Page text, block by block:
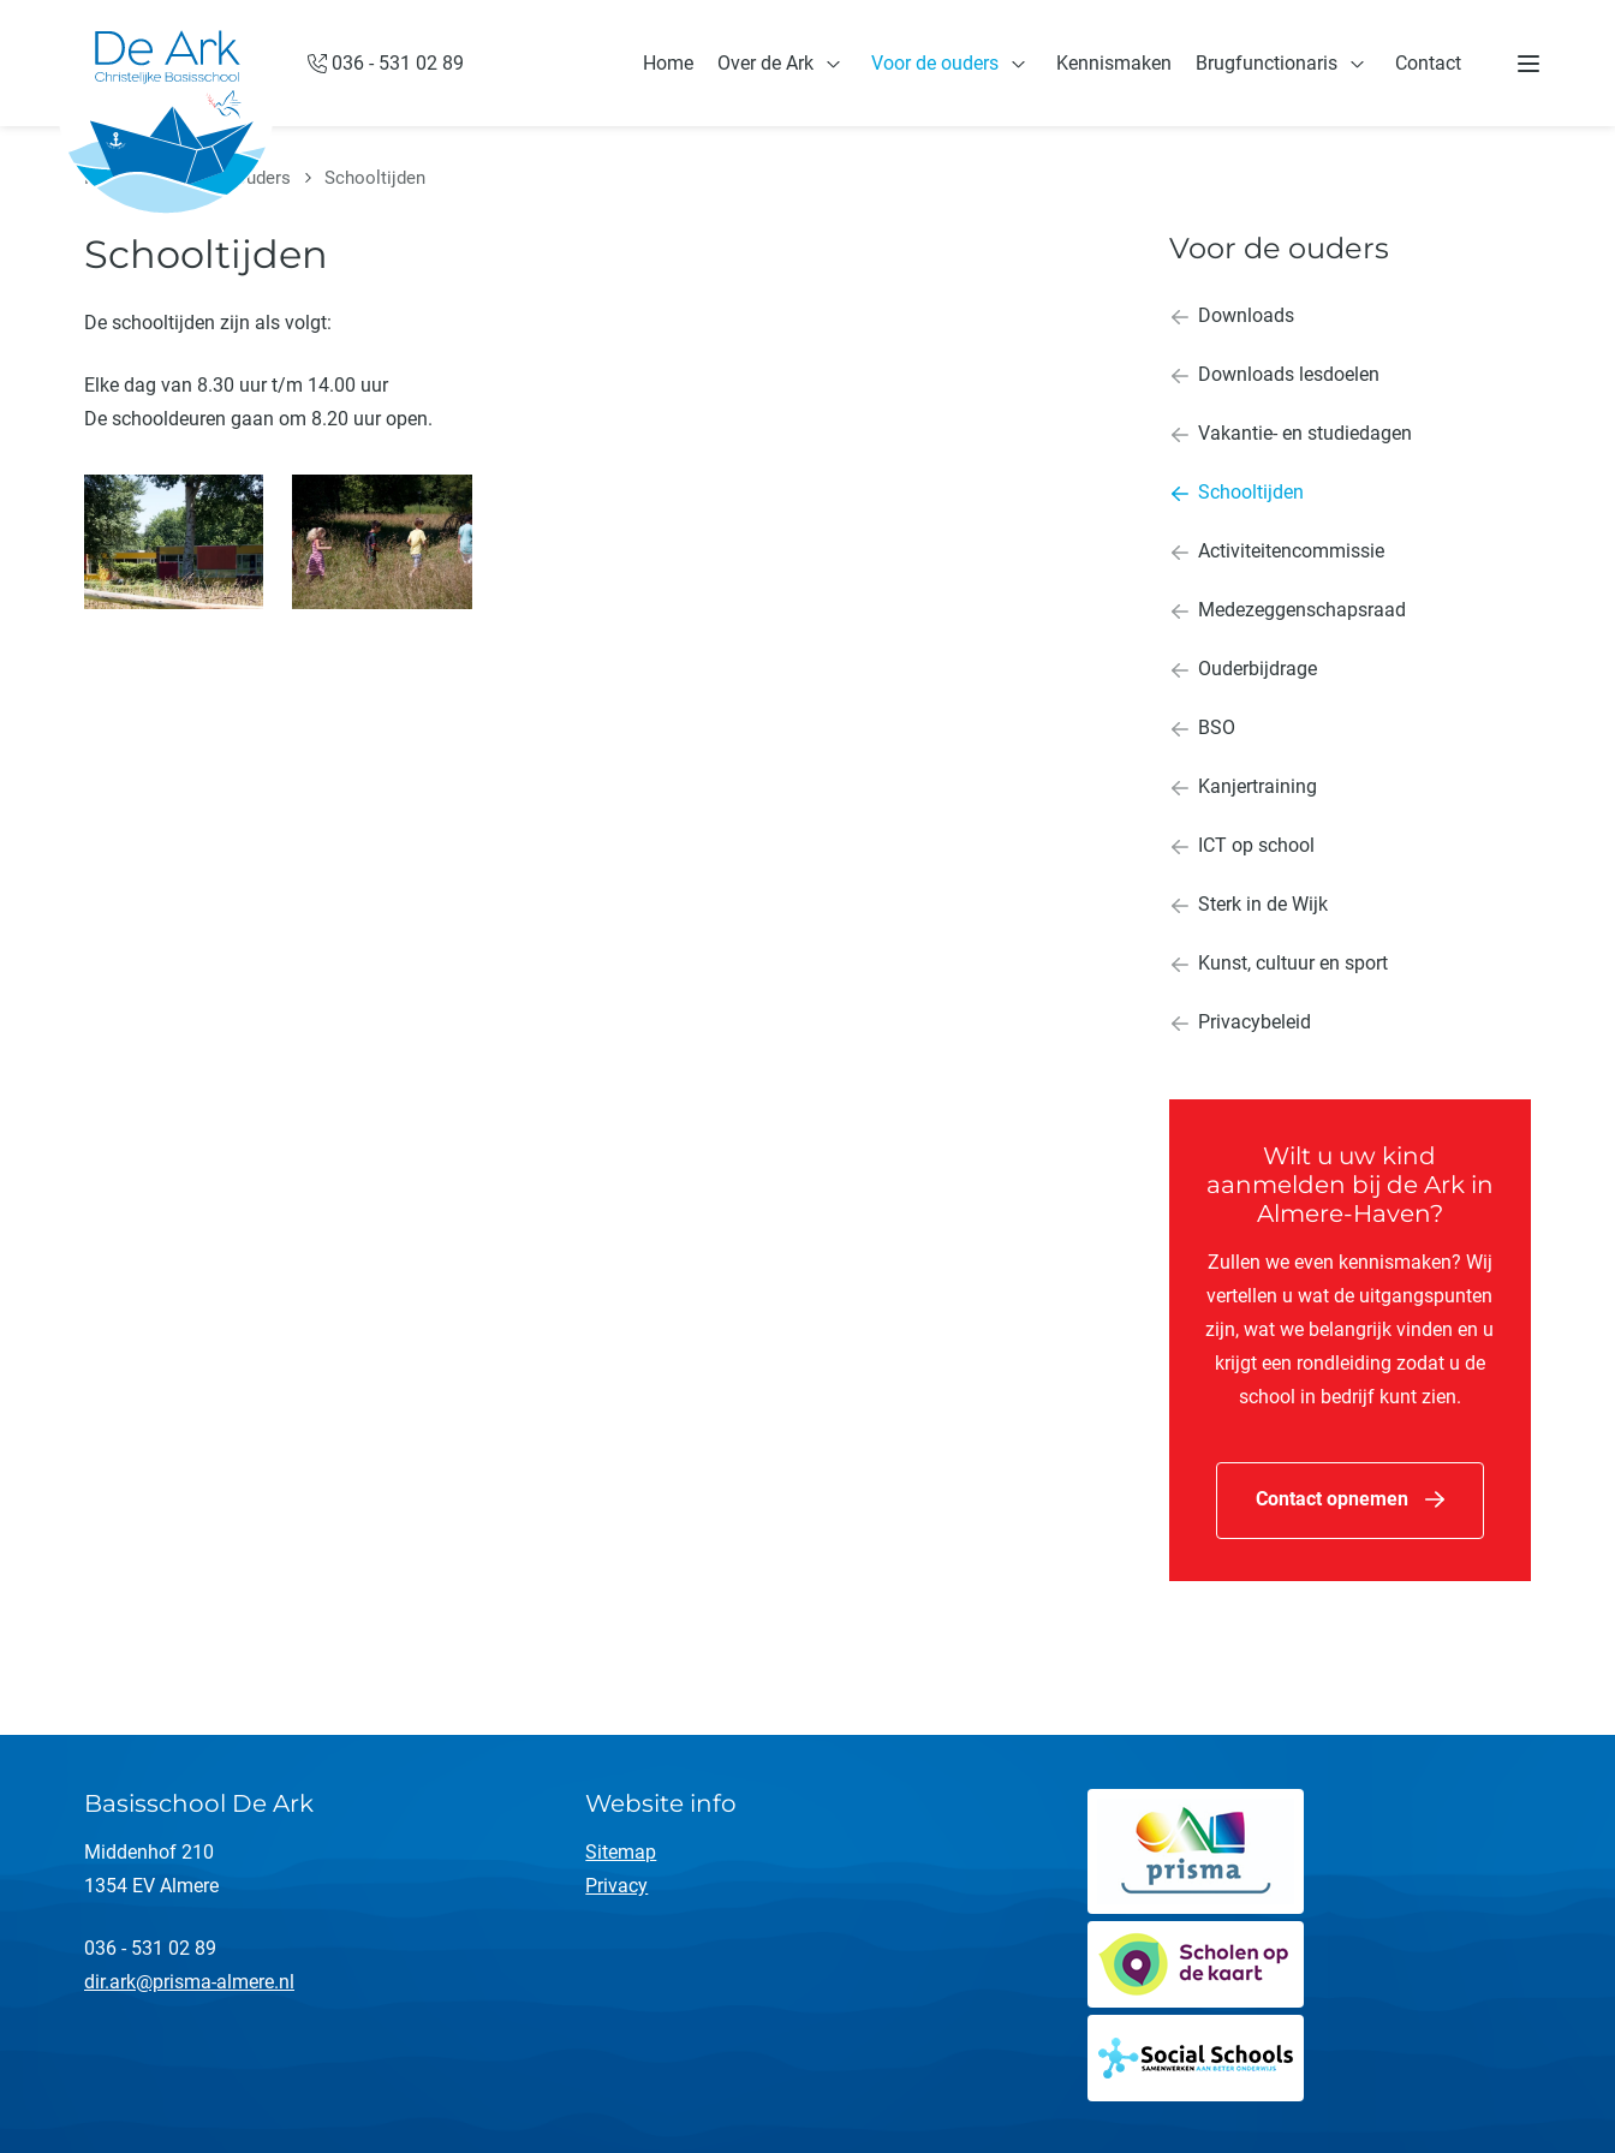
Overslaan en naar de inhoud gaan
036 - 531 02 89
Home Over de Ark Voor de ouders Kennismaken Brugfunctionaris
Open Brugfunctionaris
Contact
Menu
Home Voor de ouders Schooltijden
Schooltijden
De schooltijden zijn als volgt:
Elke dag van 8.30 uur t/m 14.00 uur
De schooldeuren gaan om 8.20 uur open.
Voor de ouders
Downloads
Downloads lesdoelen
Vakantie- en studiedagen
Schooltijden
Activiteitencommissie
Medezeggenschapsraad
Ouderbijdrage
BSO
Kanjertraining
ICT op school
Sterk in de Wijk
Kunst, cultuur en sport
Privacybeleid
Wilt u uw kind
aanmelden bij de Ark in
Almere-Haven?
Zullen we even kennismaken? Wij
vertellen u wat de uitgangspunten
zijn, wat we belangrijk vinden en u
krijgt een rondleiding zodat u de
school in bedrijf kunt zien.
Contact opnemen
Basisschool De Ark
Middenhof 210
1354 EV Almere
036 - 531 02 89
dir.ark@prisma-almere.nl
Website info
Sitemap
Privacy